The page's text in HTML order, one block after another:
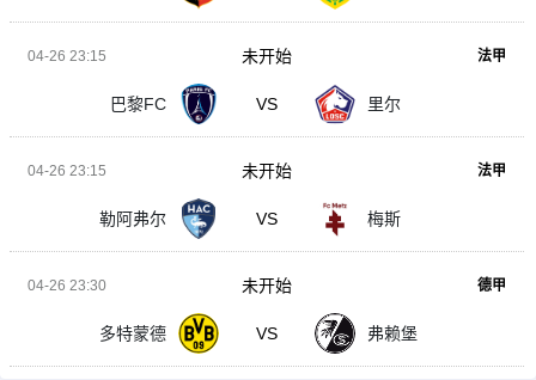
04-26 23:15 法甲
巴黎FC VS 里尔
未开始
04-26 23:15 法甲
勒阿弗尔 VS 梅斯
未开始
04-26 23:30 德甲
多特蒙德 VS 弗赖堡
未开始